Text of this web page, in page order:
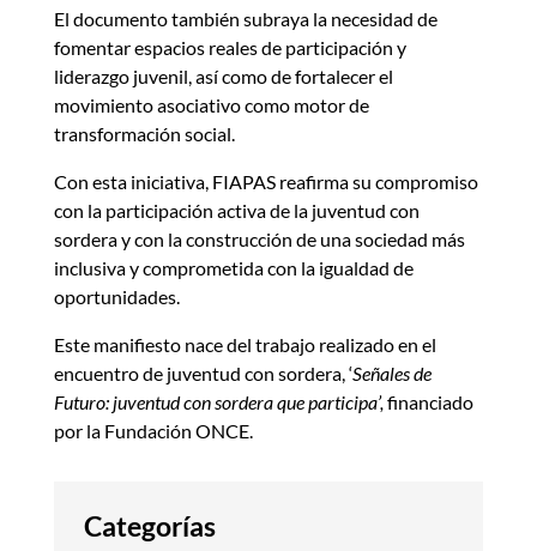
El documento también subraya la necesidad de
fomentar espacios reales de participación y
liderazgo juvenil, así como de fortalecer el
movimiento asociativo como motor de
transformación social.
Con esta iniciativa, FIAPAS reafirma su compromiso
con la participación activa de la juventud con
sordera y con la construcción de una sociedad más
inclusiva y comprometida con la igualdad de
oportunidades.
Este manifiesto nace del trabajo realizado en el
encuentro de juventud con sordera, ‘Señales de
Futuro: juventud con sordera que participa’,financiado
por la Fundación ONCE.
Categorías